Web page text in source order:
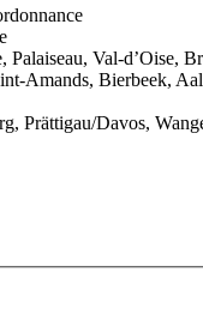
Val-d’Oise,
Amands, Bierbeek,
Prättigau/Davos,